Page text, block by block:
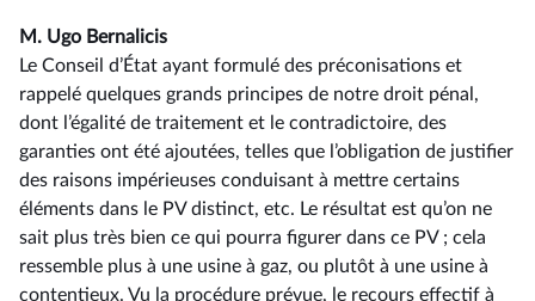
M. Ugo Bernalicis
Le Conseil d’État ayant formulé des préconisations et
rappelé quelques grands principes de notre droit pénal,
dont l’égalité de traitement et le contradictoire, des
garanties ont été ajoutées, telles que l’obligation de justifier
des raisons impérieuses conduisant à mettre certains
éléments dans le PV distinct, etc. Le résultat est qu’on ne
sait plus très bien ce qui pourra figurer dans ce PV ; cela
ressemble plus à une usine à gaz, ou plutôt à une usine à
contentieux. Vu la procédure prévue, le recours effectif à